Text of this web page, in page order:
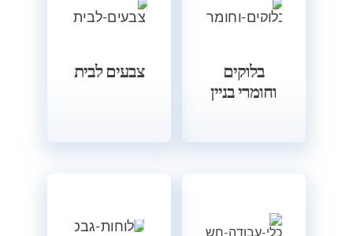
בלוקים
וחומרי בניין
צבעים לבית